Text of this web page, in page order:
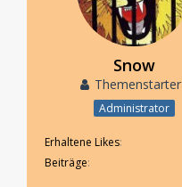
Snow
Themenstarter
Administrator
Erhaltene Likes
Beiträge